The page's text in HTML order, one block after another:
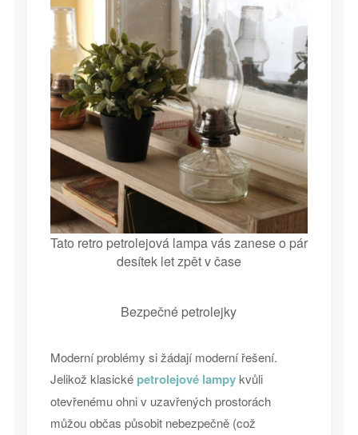
Tato retro petrolejová lampa vás zanese o pár
desítek let zpět v čase
Bezpečné petrolejky
Moderní problémy si žádají moderní řešení.
Jelikož klasické petrolejové lampykvůli
otevřenému ohni v uzavřených prostorách
můžou občas působit nebezpečně (což